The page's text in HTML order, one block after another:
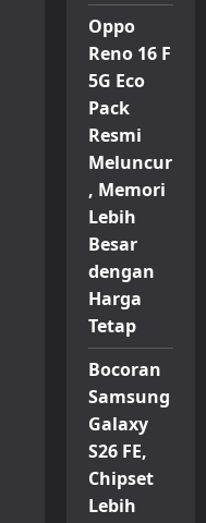
Oppo
Reno 16 F
5G Eco
Pack
Resmi
Meluncur
, Memori
Lebih
Besar
dengan
Harga
Tetap
Bocoran
Samsung
Galaxy
S26 FE,
Chipset
Lebih